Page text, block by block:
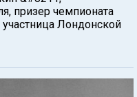
призер чемпионата
Лондонской